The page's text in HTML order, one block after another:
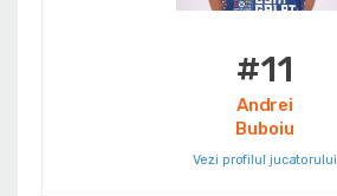
#11
Andrei
Buboiu
Vezi profilul jucatorului